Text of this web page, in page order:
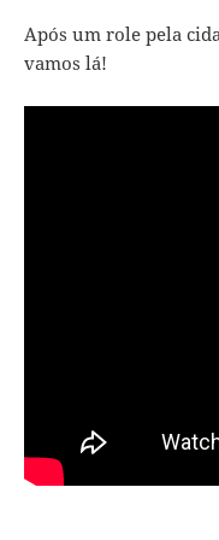
Após um role pela
vamos lá!